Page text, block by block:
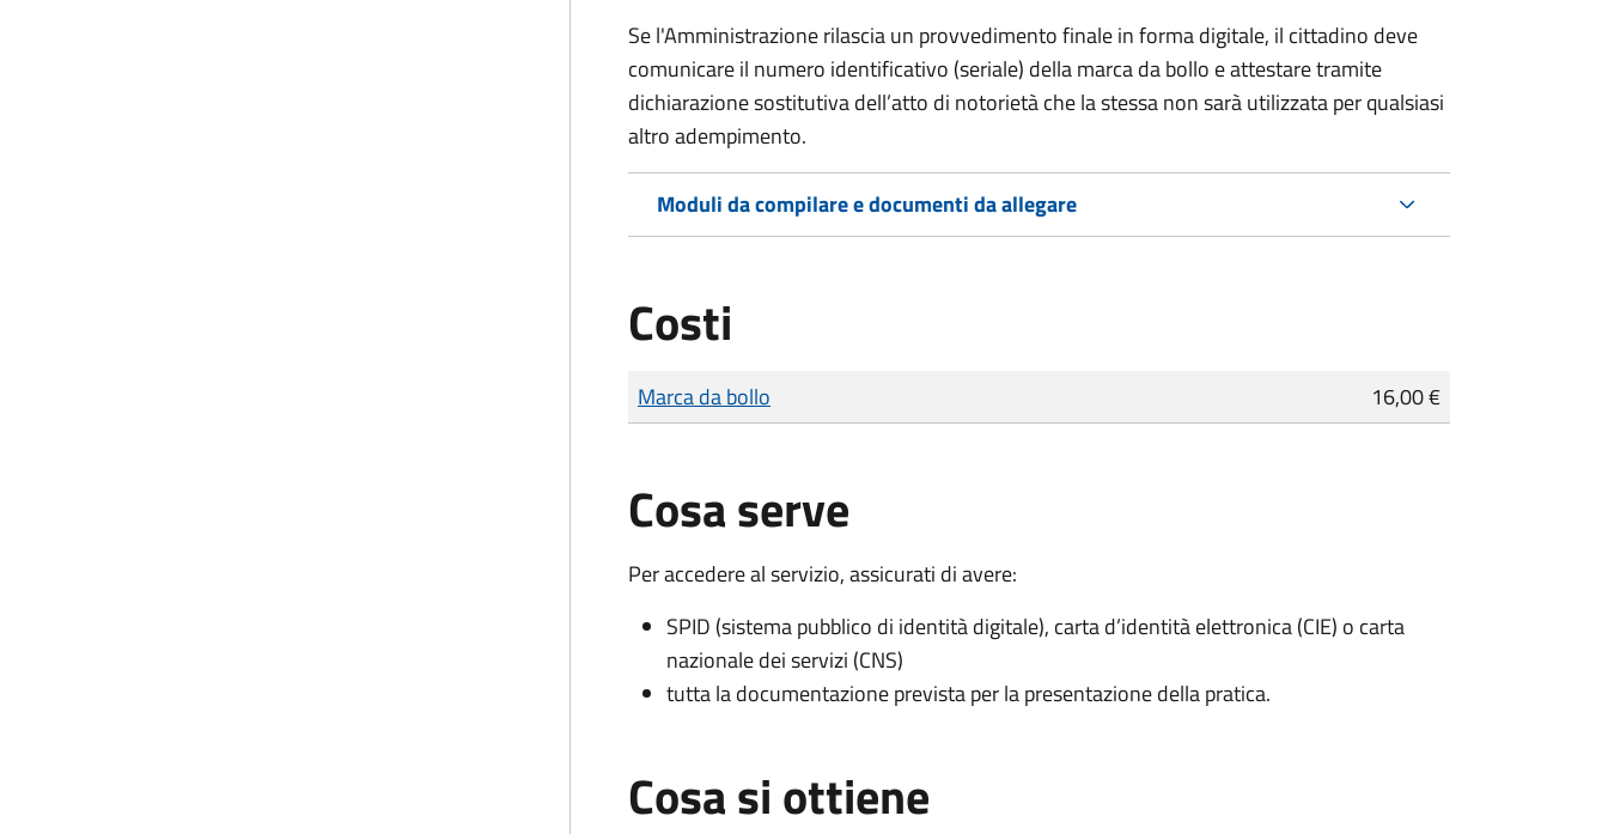
Se l'Amministrazione rilascia un provvedimento finale in forma digitale, il cittadino deve
comunicare il numero identificativo (seriale) della marca da bollo e attestare tramite
dichiarazione sostitutiva dell’atto di notorietà che la stessa non sarà utilizzata per qualsiasi
altro adempimento.
Moduli da compilare e documenti da allegare
Costi
Tipo di pagamento
Importo
Marca da bollo 16,00 €
Cosa serve
Per accedere al servizio, assicurati di avere:
SPID (sistema pubblico di identità digitale), carta d’identità elettronica (CIE) o carta
nazionale dei servizi (CNS)
tutta la documentazione prevista per la presentazione della pratica.
Cosa si ottiene